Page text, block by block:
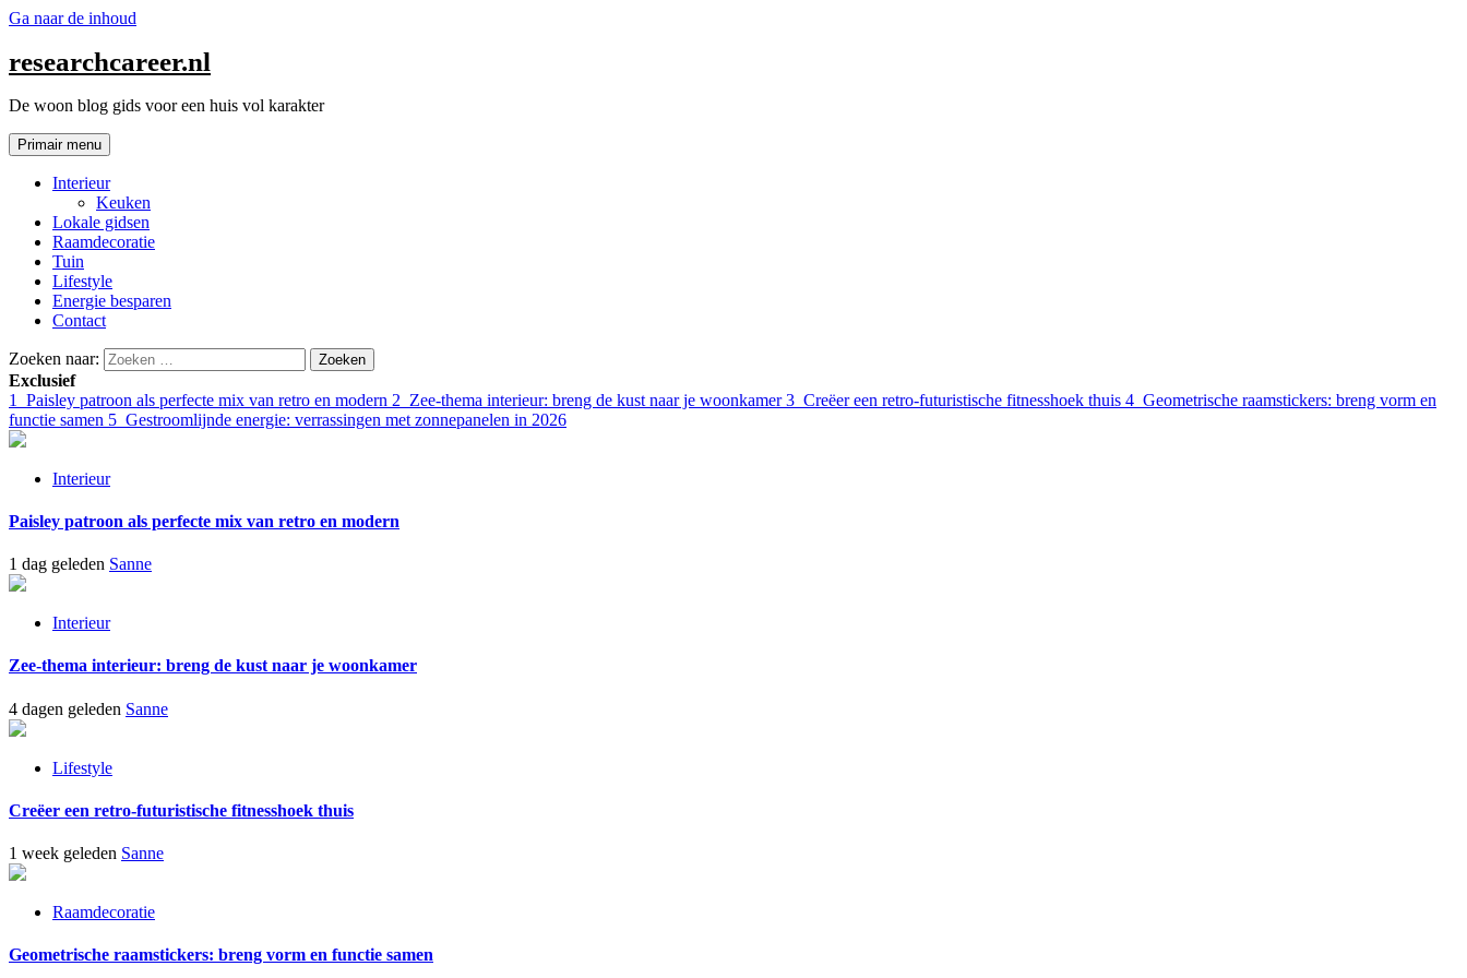
Ga naar de inhoud
researchcareer.nl
De woon blog gids voor een huis vol karakter
Primair menu
Interieur
Keuken
Lokale gidsen
Raamdecoratie
Tuin
Lifestyle
Energie besparen
Contact
Zoeken naar:
Exclusief
1
Paisley patroon als perfecte mix van retro en modern 2 Zee-thema interieur: breng de kust naar je woonkamer3 Creëer een retro-futuristische fitnesshoek thuis 4 Geometrische raamstickers: breng vorm en
functie samen 5 Gestroomlijnde energie: verrassingen met zonnepanelen in 2026
Interieur
Paisley patroon als perfecte mix van retro en modern
1 dag geleden Sanne
Interieur
Zee-thema interieur: breng de kust naar je woonkamer
4 dagen geleden Sanne
Lifestyle
Creëer een retro-futuristische fitnesshoek thuis
1 week geleden Sanne
Raamdecoratie
Geometrische raamstickers: breng vorm en functie samen